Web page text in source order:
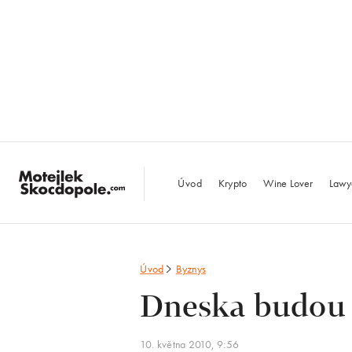
Úvod Krypto Wine Lover
Úvod Byznys
Dneska budou
10. května 2010, 9:56